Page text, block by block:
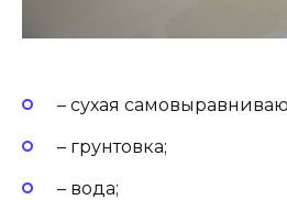
– сухая
– грунтовка;
– вода;